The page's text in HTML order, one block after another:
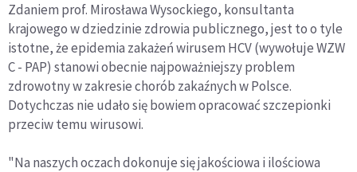
Zdaniem prof. Mirosława Wysockiego, konsultanta
krajowego w dziedzinie zdrowia publicznego, jest to o tyle
istotne, że epidemia zakażeń wirusem HCV (wywołuje WZW
C - PAP) stanowi obecnie najpoważniejszy problem
zdrowotny w zakresie chorób zakaźnych w Polsce.
Dotychczas nie udało się bowiem opracować szczepionki
przeciw temu wirusowi.
"Na naszych oczach dokonuje się jakościowa i ilościowa